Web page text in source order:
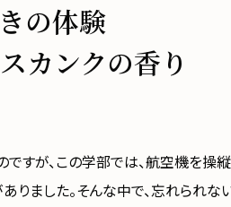
の体験
カンクの香り
ですが、この学部では、航空機を操
りました。そんな中で、忘れられな